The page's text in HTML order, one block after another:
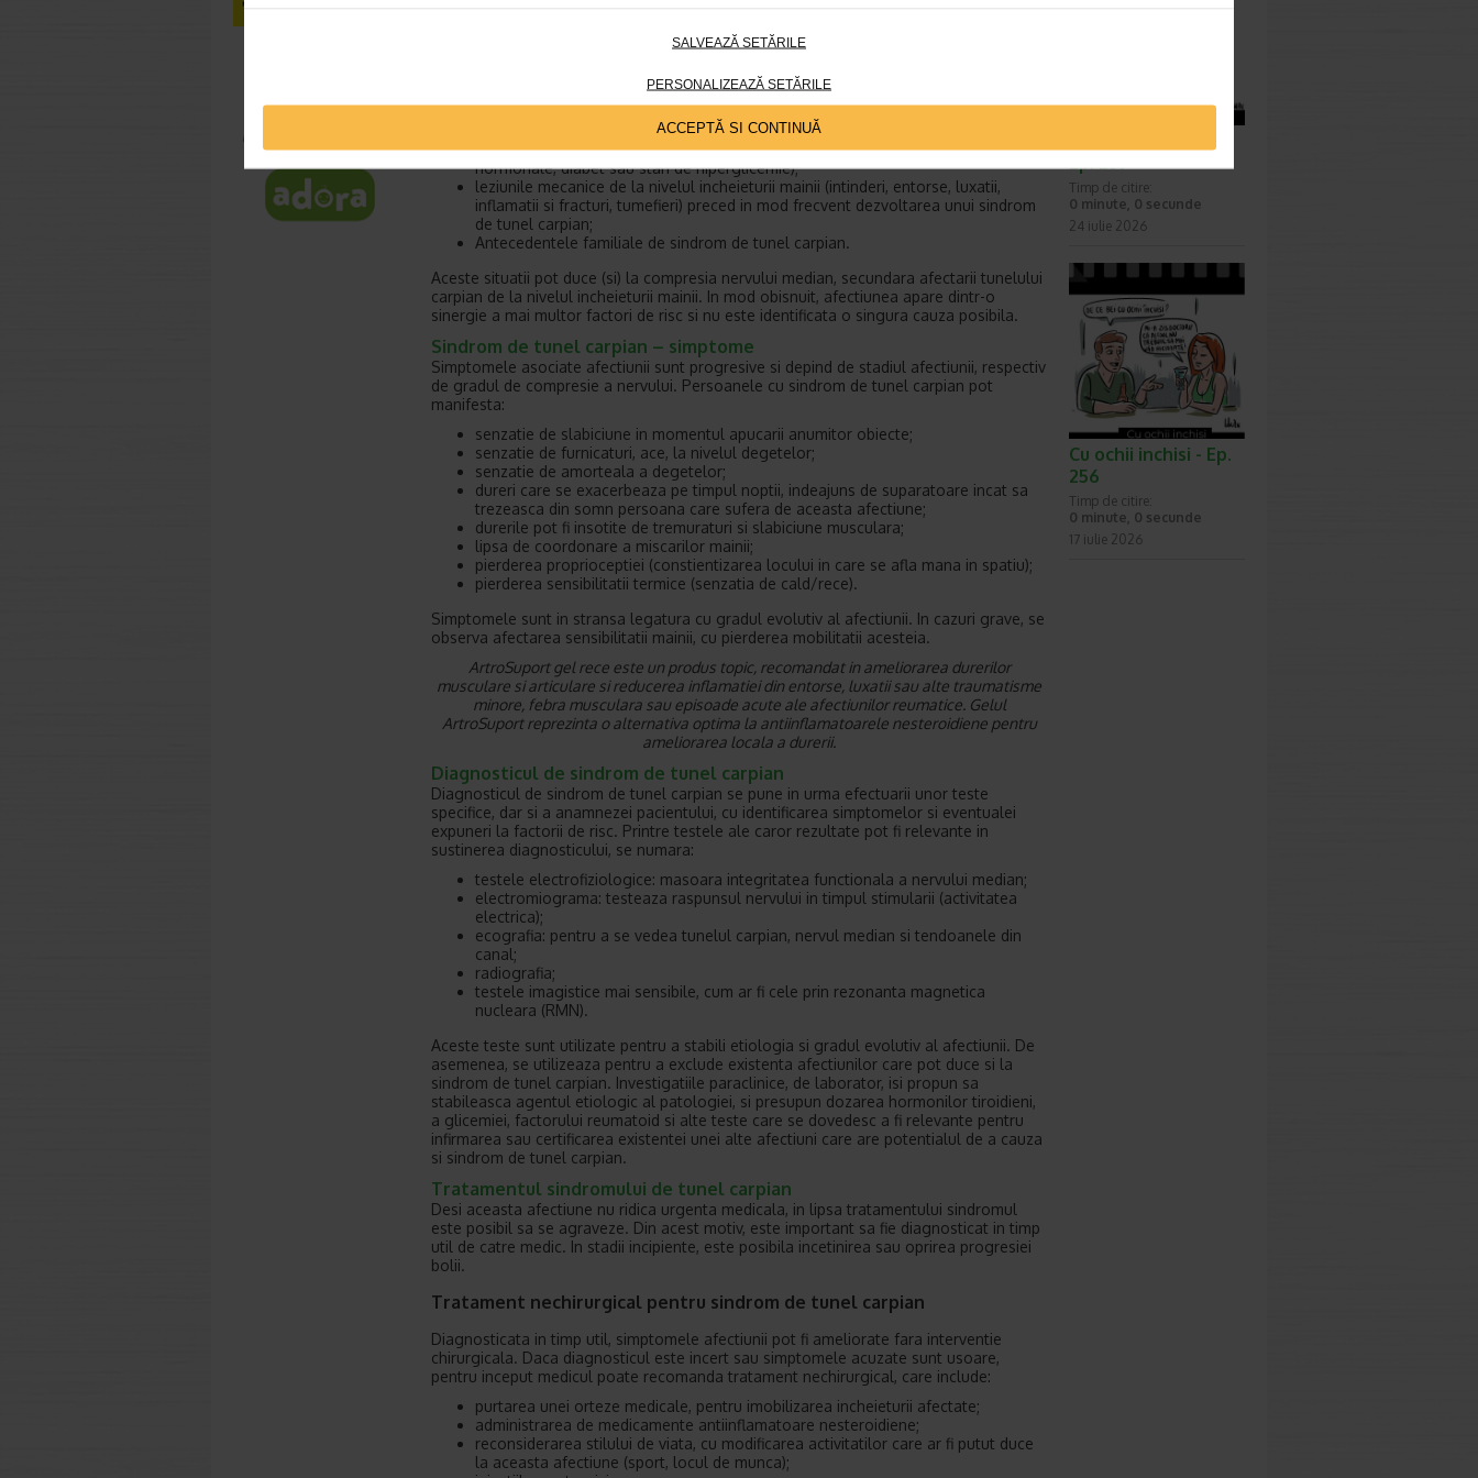
SALVEAZĂ SETĂRILE
PERSONALIZEAZĂ SETĂRILE
ACCEPTĂ SI CONTINUĂ
afectiuni subiacente, miscari repetitive ale mainii si leziuni la nivelul acesteia. Cateva
miscarile repetitive ale mainilor (dactilografierea, utilizarea mouse-ului, tastaturii,
dar si practicarea anumitor sporturi si activitati fizice);
bolile articulare sau osoase (artrita, osteoartrita, artrita reumatoida);
modificarile hormonale sau metabolice (menopauza, sarcina, dezechilibre
hormonale, diabet sau stari de hiperglicemie);
leziunile mecanice de la nivelul incheieturii mainii (intinderi, entorse, luxatii,
inflamatii si fracturi, tumefieri) preced in mod frecvent dezvoltarea unui sindrom
de tunel carpian;
Antecedentele familiale de sindrom de tunel carpian.
Aceste situatii pot duce (si) la compresia nervului median, secundara afectarii tunelului
carpian de la nivelul incheieturii mainii. In mod obisnuit, afectiunea apare dintr-o
sinergie a mai multor factori de risc si nu este identificata o singura cauza posibila.
Sindrom de tunel carpian – simptome
Simptomele asociate afectiunii sunt progresive si depind de stadiul afectiunii, respectiv
de gradul de compresie a nervului. Persoanele cu sindrom de tunel carpian pot
manifesta:
senzatie de slabiciune in momentul apucarii anumitor obiecte;
senzatie de furnicaturi, ace, la nivelul degetelor;
senzatie de amorteala a degetelor;
dureri care se exacerbeaza pe timpul noptii, indeajuns de suparatoare incat sa
trezeasca din somn persoana care sufera de aceasta afectiune;
durerile pot fi insotite de tremuraturi si slabiciune musculara;
lipsa de coordonare a miscarilor mainii;
pierderea proprioceptiei (constientizarea locului in care se afla mana in spatiu);
pierderea sensibilitatii termice (senzatia de cald/rece).
Simptomele sunt in stransa legatura cu gradul evolutiv al afectiunii. In cazuri grave, se
observa afectarea sensibilitatii mainii, cu pierderea mobilitatii acesteia.
ArtroSuport gel rece este un produs topic, recomandat in ameliorarea durerilor
musculare si articulare si reducerea inflamatiei din entorse, luxatii sau alte traumatisme
minore, febra musculara sau episoade acute ale afectiunilor reumatice. Gelul
ArtroSuport reprezinta o alternativa optima la antiinflamatoarele nesteroidiene pentru
ameliorarea locala a durerii.
Diagnosticul de sindrom de tunel carpian
Diagnosticul de sindrom de tunel carpian se pune in urma efectuarii unor teste
specifice, dar si a anamnezei pacientului, cu identificarea simptomelor si eventualei
expuneri la factorii de risc. Printre testele ale caror rezultate pot fi relevante in
sustinerea diagnosticului, se numara:
testele electrofiziologice: masoara integritatea functionala a nervului median;
electromiograma: testeaza raspunsul nervului in timpul stimularii (activitatea
electrica);
ecografia: pentru a se vedea tunelul carpian, nervul median si tendoanele din
canal;
radiografia;
testele imagistice mai sensibile, cum ar fi cele prin rezonanta magnetica
nucleara (RMN).
Aceste teste sunt utilizate pentru a stabili etiologia si gradul evolutiv al afectiunii. De
asemenea, se utilizeaza pentru a exclude existenta afectiunilor care pot duce si la
sindrom de tunel carpian. Investigatiile paraclinice, de laborator, isi propun sa
stabileasca agentul etiologic al patologiei, si presupun dozarea hormonilor tiroidieni,
a glicemiei, factorului reumatoid si alte teste care se dovedesc a fi relevante pentru
infirmarea sau certificarea existentei unei alte afectiuni care are potentialul de a cauza
si sindrom de tunel carpian.
Tratamentul sindromului de tunel carpian
Desi aceasta afectiune nu ridica urgenta medicala, in lipsa tratamentului sindromul
este posibil sa se agraveze. Din acest motiv, este important sa fie diagnosticat in timp
util de catre medic. In stadii incipiente, este posibila incetinirea sau oprirea progresiei
bolii.
Tratament nechirurgical pentru sindrom de tunel carpian
Diagnosticata in timp util, simptomele afectiunii pot fi ameliorate fara interventie
chirurgicala. Daca diagnosticul este incert sau simptomele acuzate sunt usoare,
pentru inceput medicul poate recomanda tratament nechirurgical, care include:
purtarea unei orteze medicale, pentru imobilizarea incheieturii afectate;
administrarea de medicamente antiinflamatoare nesteroidiene;
reconsiderarea stilului de viata, cu modificarea activitatilor care ar fi putut duce
la aceasta afectiune (sport, locul de munca);
Ep. 257
Timp de citire:
0 minute, 0 secunde
24 iulie 2026
Cu ochii inchisi - Ep.
256
Timp de citire:
0 minute, 0 secunde
17 iulie 2026